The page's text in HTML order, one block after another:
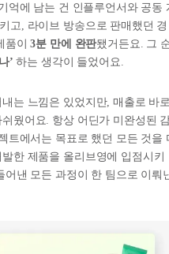
억에 남는 건 인플루언서와 공동
고, 라이브 방송으로 판매했던 경
품이3분 만에 완판됐거든요. 그
’ 하는 생각이 들었어요.
는 느낌은 있었지만, 매출로 바
웠어요. 항상 어딘가 미완성된
트에서는 목표로 했던 모든 것을
한 제품을 올리브영에 입점시키
어낸 모든 과정이 한 팀으로 이뤄